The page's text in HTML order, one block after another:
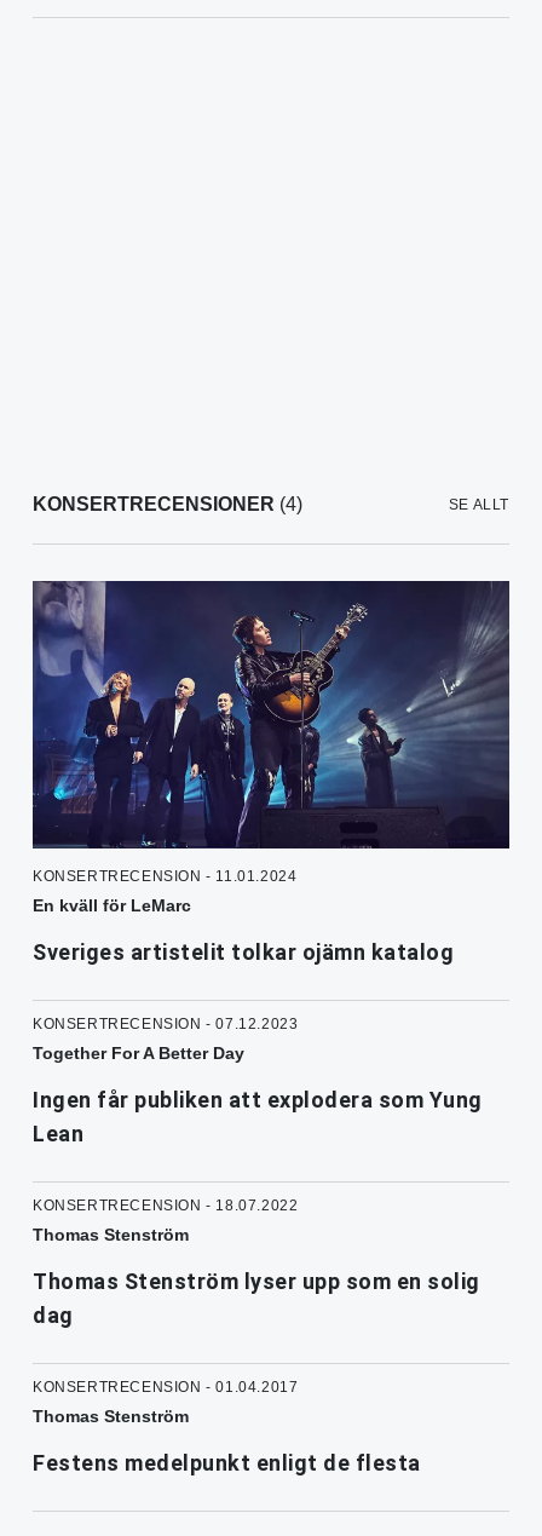
KONSERTRECENSIONER (4) SE ALLT
KONSERTRECENSION - 11.01.2024
En kväll för LeMarc
Sveriges artistelit tolkar ojämn katalog
KONSERTRECENSION - 07.12.2023
Together For A Better Day
Ingen får publiken att explodera som Yung
Lean
KONSERTRECENSION - 18.07.2022
Thomas Stenström
Thomas Stenström lyser upp som en solig
dag
KONSERTRECENSION - 01.04.2017
Thomas Stenström
Festens medelpunkt enligt de flesta